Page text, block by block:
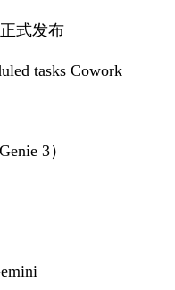
式发布
tasks Cowork
3）